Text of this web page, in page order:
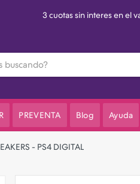
3 cuotas sin interes en el
PREVENTA Blog Ayuda
- PS4 DIGITAL